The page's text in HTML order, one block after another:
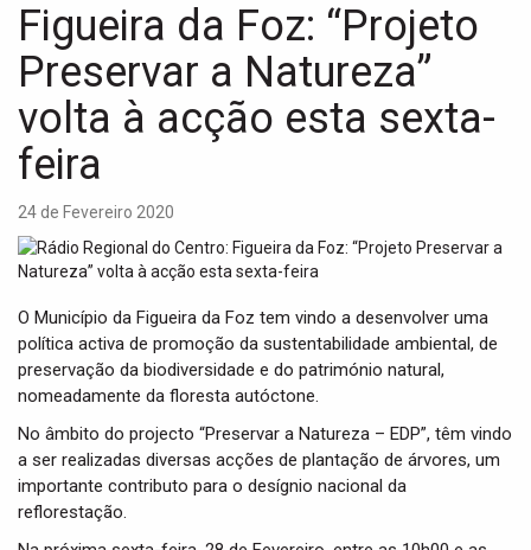
v
i
Figueira da Foz: “Projeto
Preservar a Natureza”
volta à acção esta sexta-
feira
24 de Fevereiro 2020
O Município da Figueira da Foz tem vindo a desenvolver uma
política activa de promoção da sustentabilidade ambiental, de
preservação da biodiversidade e do património natural,
nomeadamente da floresta autóctone.
No âmbito do projecto “Preservar a Natureza – EDP”, têm vindo
a ser realizadas diversas acções de plantação de árvores, um
importante contributo para o desígnio nacional da
reflorestação.